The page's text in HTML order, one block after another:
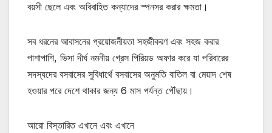
বয়সী ছেলে এবং অবিবাহিত কন্যাদের স্পনসর করার ক্ষমতা।
সব ধরনের আবাসনের প্রয়োজনীয়তা সহজীকরণ এবং সহজ করার
পাশাপাশি, ভিসা দীর্ঘ নমনীয় গ্রেস পিরিয়ড অফার করে যা পরিবারের
সদস্যদের বসবাসের সুবিধার্থে বসবাসের অনুমতি বাতিল বা মেয়াদ শেষ
হওয়ার পরে দেশে থাকার জন্য 6 মাস পর্যন্ত পৌঁছায়।
আরো বিস্তারিত এখানে এবং এখানে